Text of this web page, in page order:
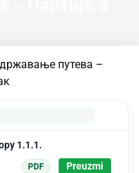
путева –
1.1.1.
PDF Preuzmi